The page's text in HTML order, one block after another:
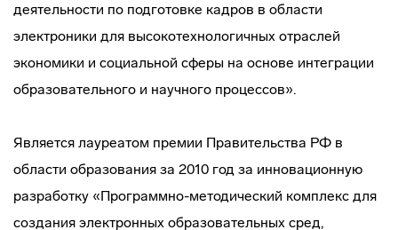
деятельности по подготовке кадров в области
электроники для высокотехнологичных отраслей
экономики и социальной сферы на основе интеграции
образовательного и научного процессов».
Является лауреатом премии Правительства РФ в
области образования за 2010 год за инновационную
разработку «Программно-методический комплекс для
создания электронных образовательных сред,